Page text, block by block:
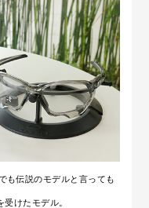
も伝説のモデルと言っても
けたモデル。